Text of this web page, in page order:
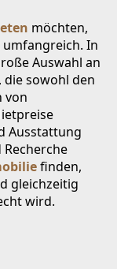
möchten,
In
Auswahl an
sowohl den
von
Ausstattung
finden,
gleichzeitig
wird.